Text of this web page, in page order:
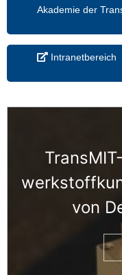
Akademie der
Intranetbereich
von